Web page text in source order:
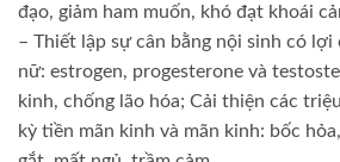
đạo, giảm ham muốn, khó đạt khoái
– Thiết lập sự cân bằng nội sinh có
nữ: estrogen, progesterone và
kinh, chống lão hóa; Cải thiện các
kỳ tiền mãn kinh và mãn kinh: bốc